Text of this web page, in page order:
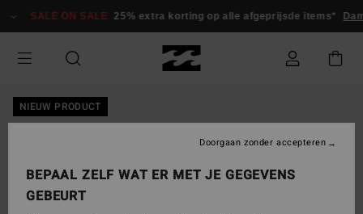
naar
SALE ON SALE 25% extra korting op alle afgeprijsde items*
NIEUW PRODUCT
BEPAAL ZELF WAT ER MET JE GEGEVENS
GEBEURT
Doorgaan zonder accepteren